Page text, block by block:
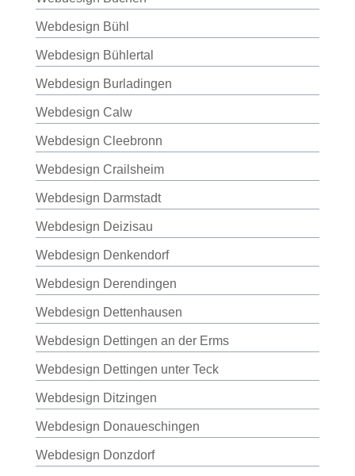
Webdesign Bühl
Webdesign Bühlertal
Webdesign Burladingen
Webdesign Calw
Webdesign Cleebronn
Webdesign Crailsheim
Webdesign Darmstadt
Webdesign Deizisau
Webdesign Denkendorf
Webdesign Derendingen
Webdesign Dettenhausen
Webdesign Dettingen an der Erms
Webdesign Dettingen unter Teck
Webdesign Ditzingen
Webdesign Donaueschingen
Webdesign Donzdorf